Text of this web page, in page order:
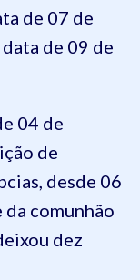
de 07 de
de 09 de
04 de
de
desde 06
comunhão
dez